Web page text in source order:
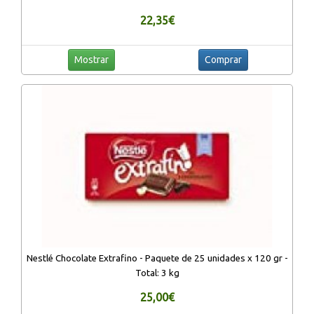
22,35€
Mostrar Comprar
Nestlé Chocolate Extrafino - Paquete de 25 unidades x 120 gr -
Total: 3 kg
25,00€